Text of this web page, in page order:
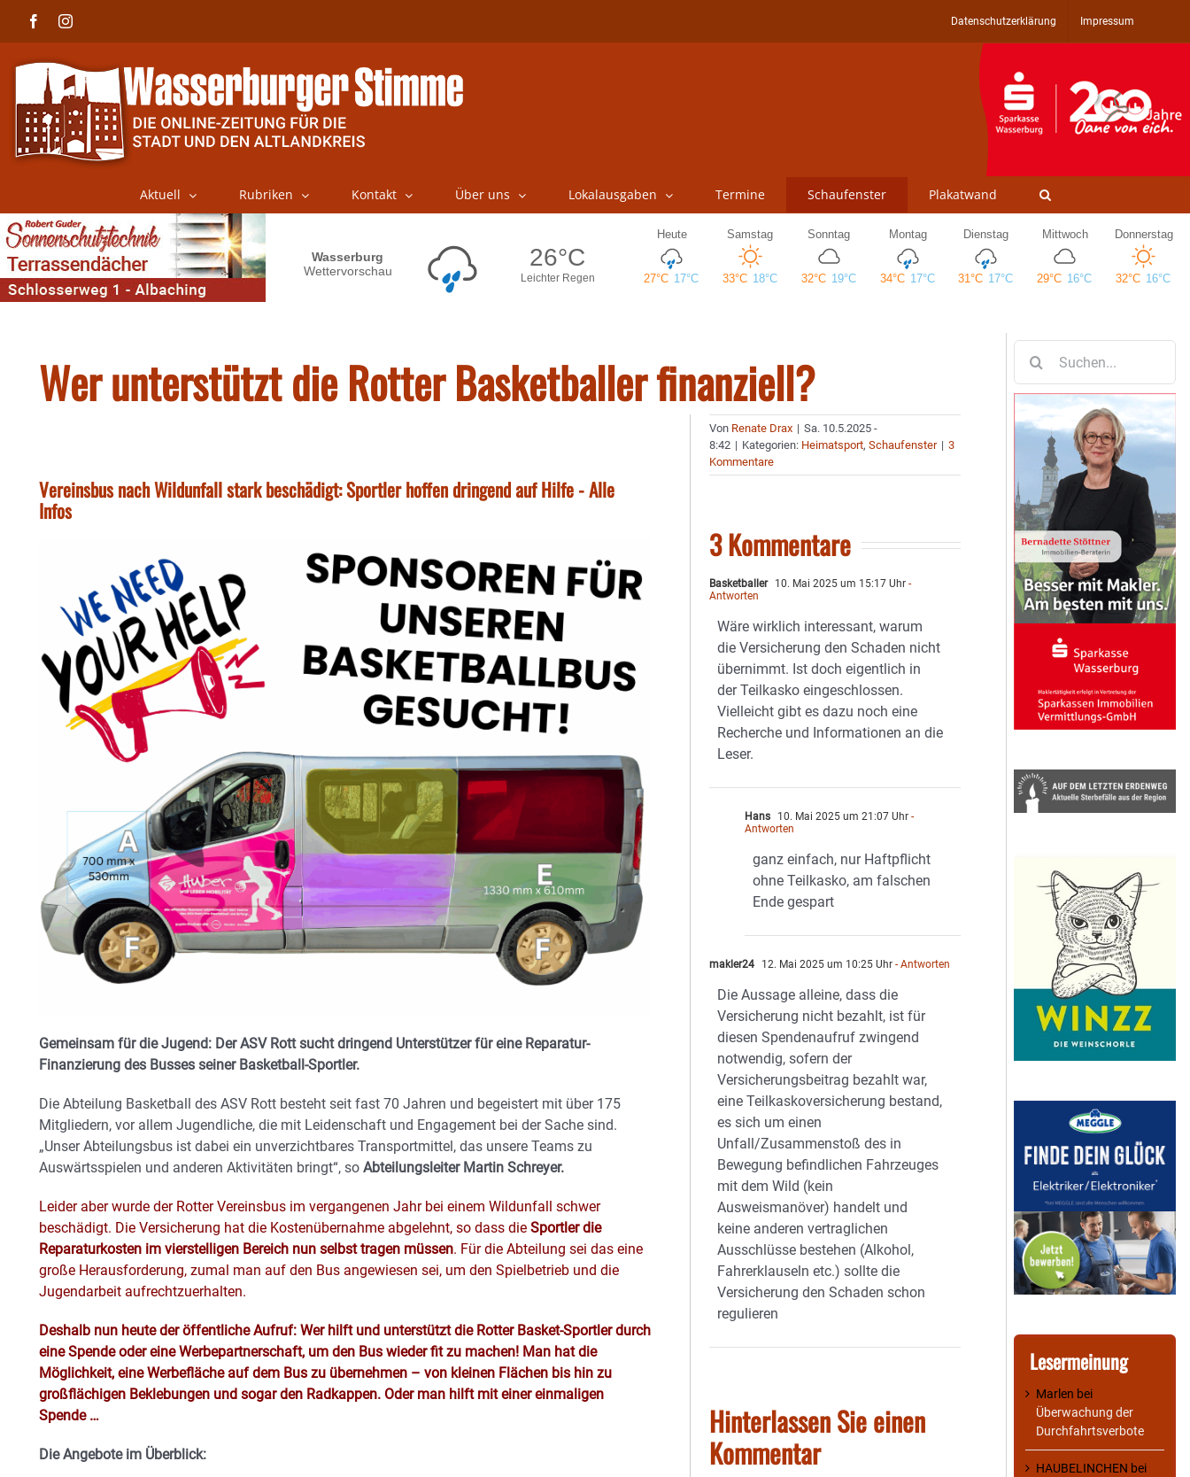
FacebookInstagram Datenschutzerklärung Impressum
Aktuell Rubriken Kontakt Über uns Lokalausgaben Termine Schaufenster Plakatwand
Wer unterstützt die Rotter Basketballer finanziell?
Vereinsbus nach Wildunfall stark beschädigt: Sportler hoffen dringend auf Hilfe - Alle
Infos
Gemeinsam für die Jugend: Der ASV Rott sucht dringend Unterstützer für eine Reparatur-
Finanzierung des Busses seiner Basketball-Sportler.
Die Abteilung Basketball des ASV Rott besteht seit fast 70 Jahren und begeistert mit über 175
Mitgliedern, vor allem Jugendliche, die mit Leidenschaft und Engagement bei der Sache sind.
„Unser Abteilungsbus ist dabei ein unverzichtbares Transportmittel, das unsere Teams zu
Auswärtsspielen und anderen Aktivitäten bringt“, so Abteilungsleiter Martin Schreyer.
Leider aber wurde der Rotter Vereinsbus im vergangenen Jahr bei einem Wildunfall schwer
beschädigt. Die Versicherung hat die Kostenübernahme abgelehnt, so dass die Sportler die
Reparaturkosten im vierstelligen Bereich nun selbst tragen müssen. Für die Abteilung sei das eine
große Herausforderung, zumal man auf den Bus angewiesen sei, um den Spielbetrieb und die
Jugendarbeit aufrechtzuerhalten.
Deshalb nun heute der öffentliche Aufruf: Wer hilft und unterstützt die Rotter Basket-Sportler durch
eine Spende oder eine Werbepartnerschaft, um den Bus wieder fit zu machen! Man hat die
Möglichkeit, eine Werbefläche auf dem Bus zu übernehmen – von kleinen Flächen bis hin zu
großflächigen Beklebungen und sogar den Radkappen. Oder man hilft mit einer einmaligen
Spende …
Die Angebote im Überblick:
Von Renate Drax | Sa. 10.5.2025 -
8:42 | Kategorien: Heimatsport,Schaufenster | 3
Kommentare
3 Kommentare
Basketballer 10. Mai 2025 um 15:17 Uhr -
Antworten
Wäre wirklich interessant, warum
die Versicherung den Schaden nicht
übernimmt. Ist doch eigentlich in
der Teilkasko eingeschlossen.
Vielleicht gibt es dazu noch eine
Recherche und Informationen an die
Leser.
Hans 10. Mai 2025 um 21:07 Uhr -
Antworten
ganz einfach, nur Haftpflicht
ohne Teilkasko, am falschen
Ende gespart
makler24 12. Mai 2025 um 10:25 Uhr - Antworten
Die Aussage alleine, dass die
Versicherung nicht bezahlt, ist für
diesen Spendenaufruf zwingend
notwendig, sofern der
Versicherungsbeitrag bezahlt war,
eine Teilkaskoversicherung bestand,
es sich um einen
Unfall/Zusammenstoß des in
Bewegung befindlichen Fahrzeuges
mit dem Wild (kein
Ausweismanöver) handelt und
keine anderen vertraglichen
Ausschlüsse bestehen (Alkohol,
Fahrerklauseln etc.) sollte die
Versicherung den Schaden schon
regulieren
Hinterlassen Sie einen
Kommentar
nach:
Lesermeinung
Marlen bei
Überwachung der
Durchfahrtsverbote
HAUBELINCHEN bei